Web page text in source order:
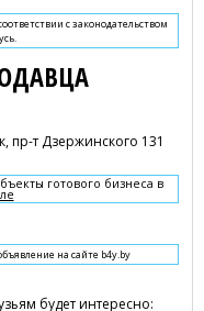
с законодательством
пр-т Дзержинского 131
готового бизнеса в
на сайте b4y.by
будет интересно: